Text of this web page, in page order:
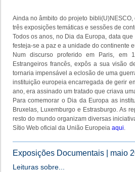
Ainda no âmbito do projeto
três exposições temáticas e sessões de
Todos os anos, no Dia da Europa, data
festeja-se a paz e a unidade do continente
Num discurso proferido em Paris, em
Estrangeiros francês, expôs a sua visão
tornaria impensável a eclosão de uma
instituição europeia encarregada de gerir
ano, era assinado um tratado que criava
Para comemorar o Dia da Europa as
Bruxelas, Luxemburgo e Estrasburgo. As
resto do mundo organizam diversas
Sítio Web oficial da União Europeia aqui.
Exposições Documentais | maio
Leituras sobre...